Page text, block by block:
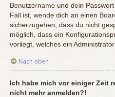
Benutzername und dein
Fall ist, wende dich an einen
sicherzugehen, dass du nicht
möglich, dass ein
vorliegt, welches ein
Nach oben
Ich habe mich vor einiger Zeit
nicht mehr anmelden?!